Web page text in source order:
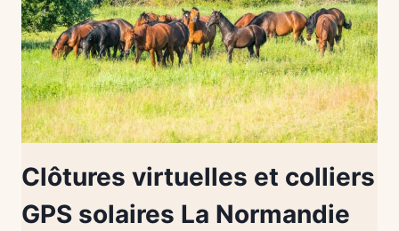
Clôtures virtuelles et colliers
GPS solaires La Normandie